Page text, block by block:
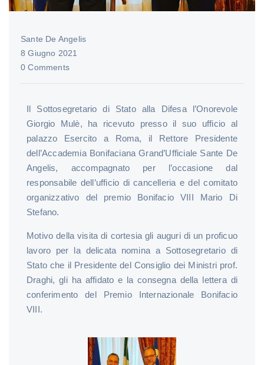
Sante De Angelis
8 Giugno 2021
0 Comments
Il Sottosegretario di Stato alla Difesa l’Onorevole
Giorgio Mulè, ha ricevuto presso il suo ufficio al
palazzo Esercito a Roma, il Rettore Presidente
dell’Accademia Bonifaciana Grand’Ufficiale Sante De
Angelis, accompagnato per l’occasione dal
responsabile dell’ufficio di cancelleria e del comitato
organizzativo del premio Bonifacio VIII Mario Di
Stefano.
Motivo della visita di cortesia gli auguri di un proficuo
lavoro per la delicata nomina a Sottosegretario di
Stato che il Presidente del Consiglio dei Ministri prof.
Draghi, gli ha affidato e la consegna della lettera di
conferimento del Premio Internazionale Bonifacio
VIII.